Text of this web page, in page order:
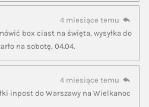
4 miesiące temu
box ciast na święta, wysyłka do
na sobotę, 04.04.
4 miesiące temu
inpost do Warszawy na Wielkanoc